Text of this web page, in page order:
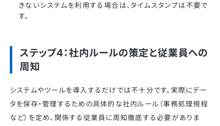
きないシステムを利用する場合は、タイムスタンプは不要で
す。
ステップ4：社内ルールの策定と従業員への
周知
システムやツールを導入するだけでは不十分です。実際にデー
タを保存・管理するための具体的な社内ルール（事務処理規程
など）を定め、関係する従業員に周知徹底する必要がありま